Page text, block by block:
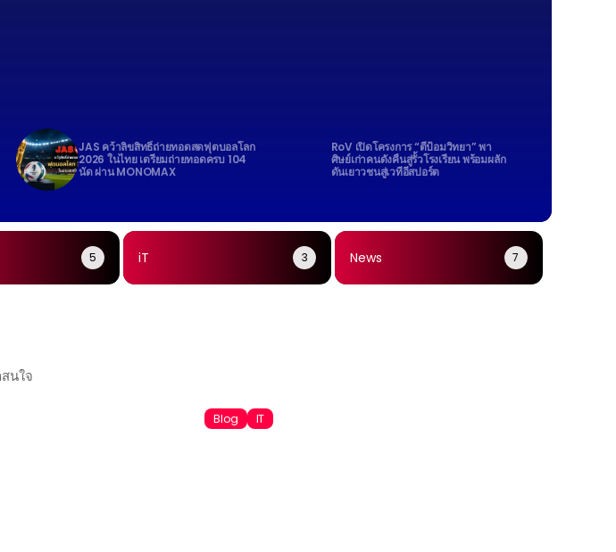
JAS คว้าลิขสิทธิ์ถ่ายทอดสดฟุตบอลโลก
2026 ในไทย เตรียมถ่ายทอดครบ 104
นัด ผ่าน MONOMAX
RoV เปิดโครงการ “ตีป้อมวิทยา” พา
ศิษย์เก่าคนดังคืนสู่รั้วโรงเรียน พร้อมผลัก
ดันเยาวชนสู่เวทีอีสปอร์ต
5 iT 3 News 7
นใจ
Blog IT